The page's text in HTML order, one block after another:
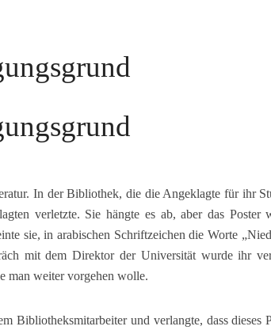
In der Bibliothek, die die Angeklagte für ihr
verletzte. Sie hängte es ab, aber das Poster
sie, in arabischen Schriftzeichen die Worte
mit dem Direktor der Universität wurde ihr
man weiter vorgehen wolle.
Bibliotheksmitarbeiter und verlangte, dass dieses